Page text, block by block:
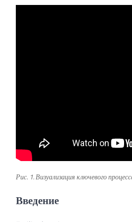
Рис. 1. Визуализация ключевого
Введение